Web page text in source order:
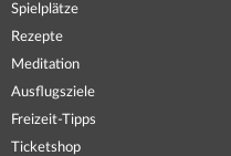
Spielplätze
Rezepte
Meditation
Ausflugsziele
Freizeit-Tipps
Ticketshop